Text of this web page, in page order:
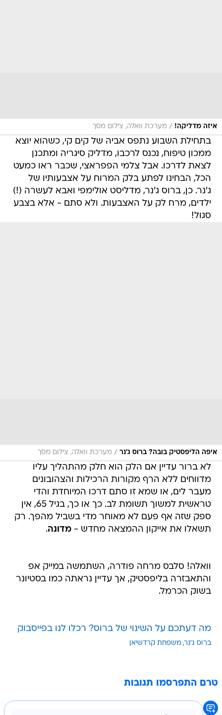
איזה מדליקה! / מערכת וואלה, צילום מסך
בתחילת השבוע נתפס אביה של קים קי, כשהוא יוצא
ממכון טיפוח, נכנס לרכבו, מדליק סיגריה ומתכנן
לצאת לדרכו. אבל צלמי הפפראצי, שכבר ראו כמעט
הכל, הבחינו לפתע בלק המרוח על אצבעותיו של
ג'נר. כן, ברוס ג'נר, מדליסט אולימפי ואבא לעשרה (!)
ילדים, מרח לק על האצבעות. ולא סתם - אלא בצבע
סגול!
איפה הליפסטיק בובה? ברוס ג'נר / מערכת וואלה, צילום מסך
לא ברור עדיין אם הלק הוא חלק מהתהליך עליו
מדווחים ללא הרף מקורות הרכילות והצהובונים
מעבר לים, או שמא זו סתם דרכו המיוחדת והדי
טראשית למשוך תשומת לב. כך או כך, בגיל 65, אין
ספק שזה אף פעם לא מאוחר מדי בשביל מהפך. רק
תשאלו את אייקון ההמצאה מחדש -מדונה.
וואלה! סלבס מרחה פודרה, השתמשה במייק אפ
והתאבזרה בליפסטיק, אך עדיין נראתה כמו בסטיונר
בשוק הכרמל.
מה דעתכם על השינוי של ברוס? רכלו לנו בפייסבוק
ברוס ג'נר משפחת קרדשיאן
טרם התפרסמו תגובות